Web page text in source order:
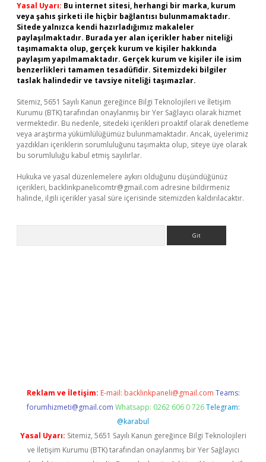
Yasal Uyarı: Bu internet sitesi, herhangi bir marka, kurum
veya şahıs şirketi ile hiçbir bağlantısı bulunmamaktadır.
Sitede yalnızca kendi hazırladığımız makaleler
paylaşılmaktadır. Burada yer alan içerikler haber niteliği
taşımamakta olup, gerçek kurum ve kişiler hakkında
paylaşım yapılmamaktadır. Gerçek kurum ve kişiler ile isim
benzerlikleri tamamen tesadüfidir. Sitemizdeki bilgiler
taslak halindedir ve tavsiye niteliği taşımazlar.
Sitemiz, 5651 Sayılı Kanun gereğince Bilgi Teknolojileri ve İletişim
Kurumu (BTK) tarafından onaylanmış bir Yer Sağlayıcı olarak hizmet
vermektedir. Bu nedenle, sitedeki içerikleri proaktif olarak denetleme
veya araştırma yükümlülüğümüz bulunmamaktadır. Ancak, üyelerimiz
yazdıkları içeriklerin sorumluluğunu taşımakta olup, siteye üye olarak
bu sorumluluğu kabul etmiş sayılırlar.
Hukuka ve yasal düzenlemelere aykırı olduğunu düşündüğünüz
içerikleri, backlinkpanelicomtr@gmail.com adresine bildirmeniz
halinde, ilgili içerikler yasal süre içerisinde sitemizden kaldırılacaktır.
Reklam ve İletişim: E-mail: backlinkpaneli@gmail.com Teams:
forumhizmeti@gmail.com Whatsapp: 0262 606 0 726 Telegram:
@karabul
Yasal Uyarı: Sitemiz, 5651 Sayılı Kanun gereğince Bilgi Teknolojileri
ve İletişim Kurumu (BTK) tarafından onaylanmış bir Yer Sağlayıcı